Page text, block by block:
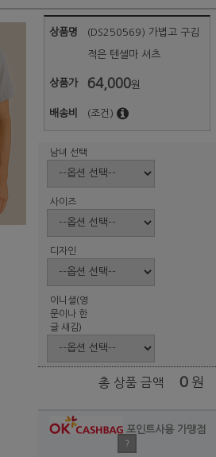
상품명 (DS250569) 가볍고 구김
적은 텐셀마 셔츠
상품가 64,000원
배송비 (조건)
남녀 선택
사이즈
디자인
이니셜(영
문이나 한
글 새김)
총 상품 금액 0 원
포인트사용 가맹점
?